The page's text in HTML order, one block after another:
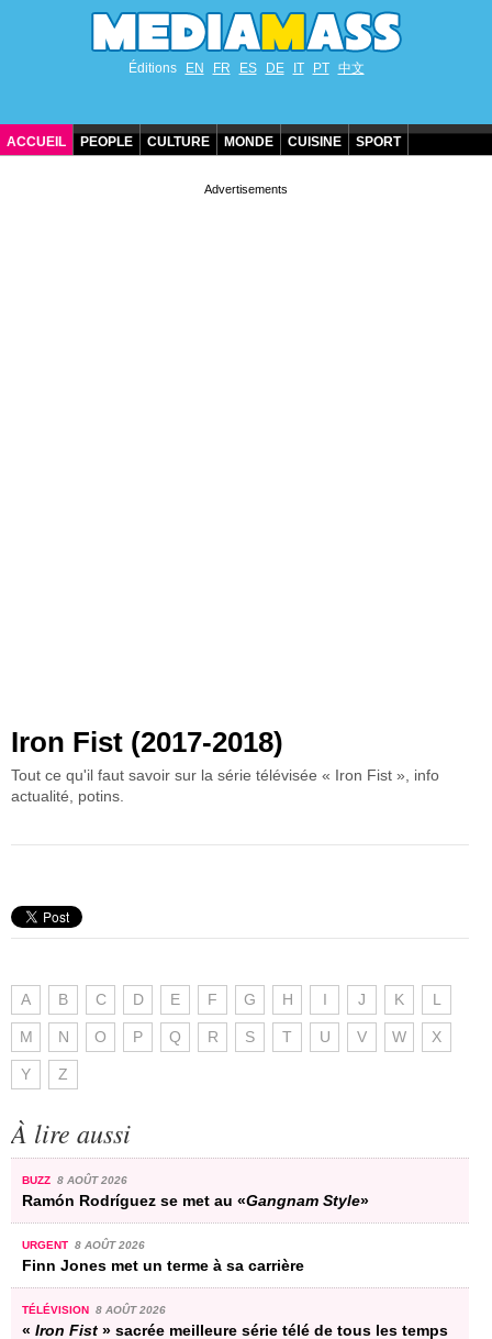
Éditions EN FR ES DE IT PT 中文
ACCUEIL PEOPLE CULTURE MONDE CUISINE SPORT
Iron Fist (2017-2018)
Tout ce qu'il faut savoir sur la série télévisée « Iron Fist », info
actualité, potins.
A B C D E F G H I J K L
M N O P Q R S T U V W X
Y Z
À lire aussi
BUZZ 8 AOÛT 2026
Ramón Rodríguez se met au «Gangnam Style»
URGENT 8 AOÛT 2026
Finn Jones met un terme à sa carrière
TÉLÉVISION 8 AOÛT 2026
« Iron Fist » sacrée meilleure série télé de tous les temps